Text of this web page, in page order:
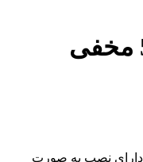
نصب به صورت